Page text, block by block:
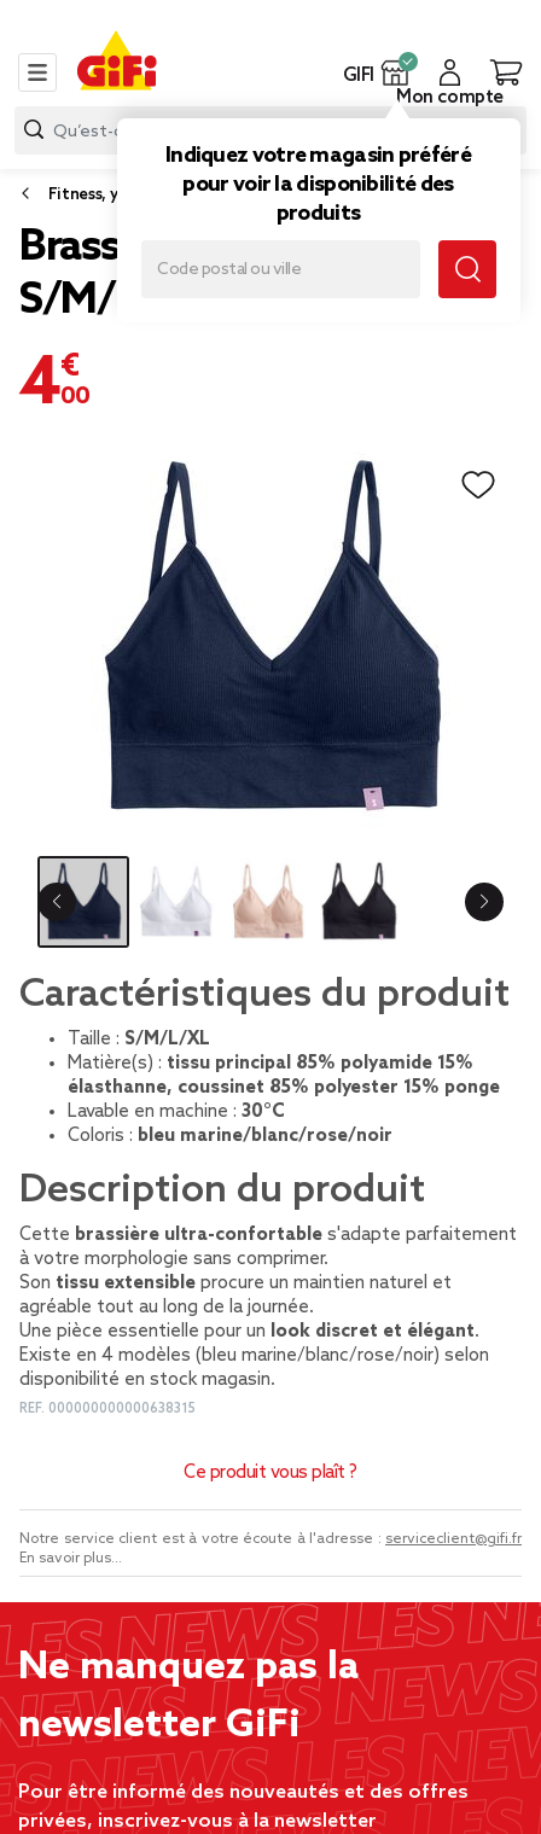
GIFI
Indiquez votre magasin préféré
pour voir la disponibilité des
produits
Mon compte
Fitness, yoga et musculation
Brassière sans couture
S/M/L/XL (4 modèles)
4,00 €
Caractéristiques du produit
Taille : S/M/L/XL
Matière(s) : tissu principal 85% polyamide 15%
élasthanne, coussinet 85% polyester 15% ponge
Lavable en machine : 30°C
Coloris : bleu marine/blanc/rose/noir
Description du produit
Cette brassière ultra-confortable s'adapte parfaitement
à votre morphologie sans comprimer.
Son tissu extensible procure un maintien naturel et
agréable tout au long de la journée.
Une pièce essentielle pour un look discret et élégant.
Existe en 4 modèles (bleu marine/blanc/rose/noir) selon
disponibilité en stock magasin.
REF. 000000000000638315
Ce produit vous plaît ?
Notre service client est à votre écoute à l'adresse : serviceclient@gifi.fr
En savoir plus...
Ne manquez pas la
newsletter GiFi
Pour être informé des nouveautés et des offres
privées, inscrivez-vous à la newsletter